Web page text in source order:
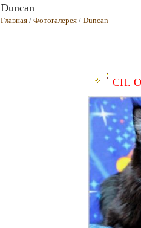
Duncan
Главная / Фотогалерея / Duncan
CH.